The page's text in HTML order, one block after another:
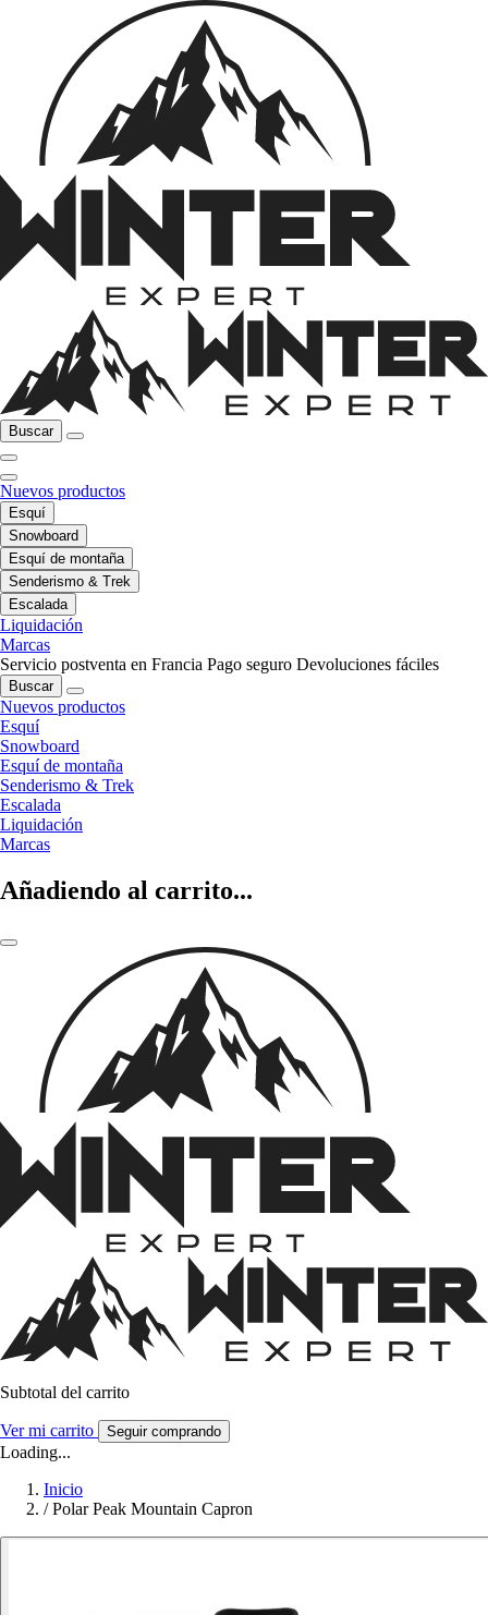
Buscar
Nuevos productos
Esquí
Snowboard
Esquí de montaña
Senderismo & Trek
Escalada
Liquidación
Marcas
Servicio postventa en Francia Pago seguro Devoluciones fáciles
Buscar
Nuevos productos
Esquí
Snowboard
Esquí de montaña
Senderismo & Trek
Escalada
Liquidación
Marcas
Añadiendo al carrito...
Subtotal del carrito
Ver mi carrito Seguir comprando
Loading...
Inicio
/ Polar Peak Mountain Capron